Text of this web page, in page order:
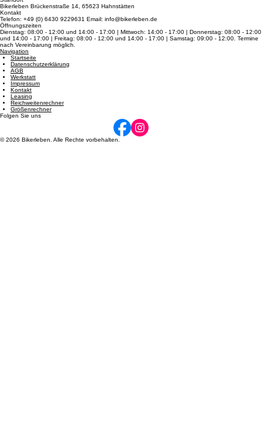
Mehr erfahren
Kontakt & Anfahrt
Standort
Bikerleben Brückenstraße 14, 65623 Hahnstätten
Kontakt
Telefon: +49 (0) 6430 9229631 Email: info@bikerleben.de
Öffnungszeiten
Dienstag: 08:00 - 12:00 und 14:00 - 17:00 | Mittwoch: 14:00 - 17:00 | Donnerstag: 08:00 - 12:00
und 14:00 - 17:00 | Freitag: 08:00 - 12:00 und 14:00 - 17:00 | Samstag: 09:00 - 12:00. Termine
nach Vereinbarung möglich.
Navigation
Startseite
Datenschutzerklärung
AGB
Werkstatt
Impressum
Kontakt
Leasing